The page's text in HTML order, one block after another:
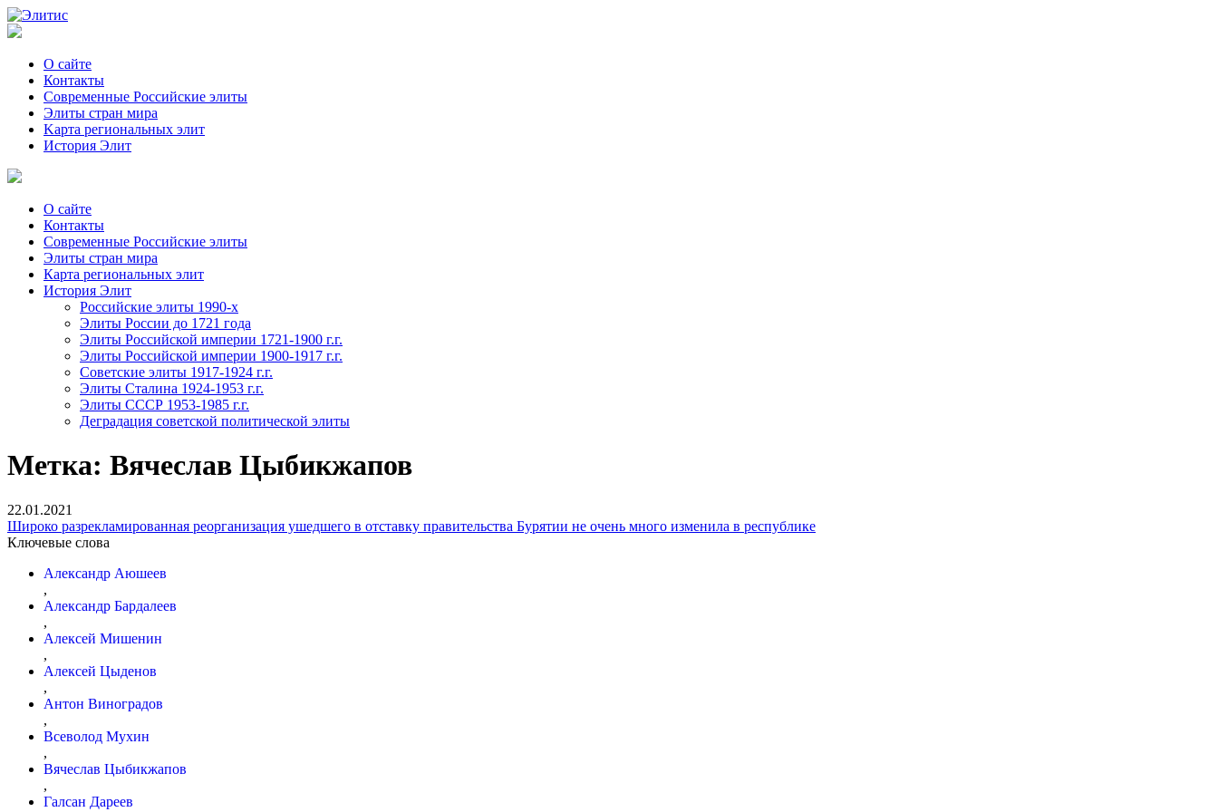
О сайте
Контакты
Современные Российские элиты
Элиты стран мира
Kартa региональных элит
История Элит
О сайте
Контакты
Современные Российские элиты
Элиты стран мира
Картa региональных элит
История Элит
Российские элиты 1990-х
Элиты России до 1721 года
Элиты Российской империи 1721-1900 г.г.
Элиты Российской империи 1900-1917 г.г.
Советские элиты 1917-1924 г.г.
Элиты Сталина 1924-1953 г.г.
Элиты СССР 1953-1985 г.г.
Деградация советской политической элиты
Метка: Вячеслав Цыбикжапов
22.01.2021
Широко разрекламированная реорганизация ушедшего в отставку правительства Бурятии не очень много изменила в республике
Ключевые слова
Александр Аюшеев
,
Александр Бардалеев
,
Алексей Мишенин
,
Алексей Цыденов
,
Антон Виноградов
,
Всеволод Мухин
,
Вячеслав Цыбикжапов
,
Галсан Дареев